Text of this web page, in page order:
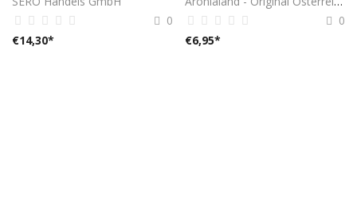
0
€14,30*
0
€6,95*